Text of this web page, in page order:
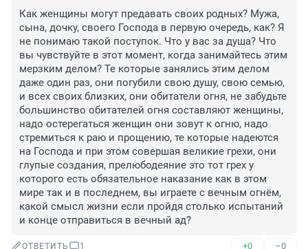
Как женщины могут предавать своих родных? Мужа,
сына, дочку, своего Господа в первую очередь, как? Я
не понимаю такой поступок. Что у вас за душа? Что
вы чувствуйте в этот момент, когда занимайтесь этим
мерзким делом? Те которые занялись этим делом
даже один раз, они погубили свою душу, свою семью,
и всех своих близких, они обитатели огня, не забудьте
большинство обитателей огня составляют женщины,
надо остерегаться женщин они зовут к огню, надо
стремиться к раю и прощению, те которые надеются
на Господа и при этом совершая великие грехи, они
глупые создания, прелюбодеяние это тот грех у
которого есть обязательное наказание как в этом
мире так и в последнем, вы играете с вечным огнём,
какой смысл жизни если пройдя столько испытаний
и конце отправиться в вечный ад?
ОТВЕТИТЬ 1 +0 –0